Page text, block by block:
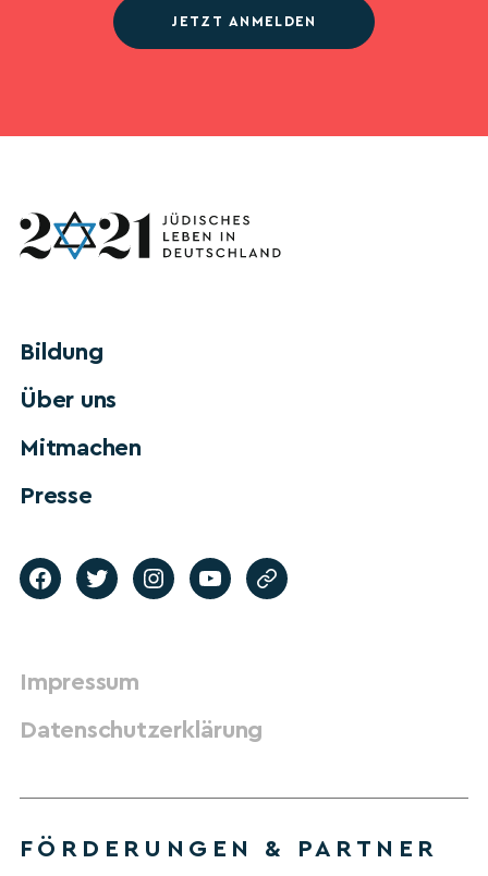
JETZT ANMELDEN
Bildung
Über uns
Mitmachen
Presse
Impressum
Datenschutzerklärung
FÖRDERUNGEN & PARTNER